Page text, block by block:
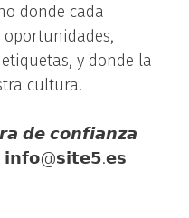
donde cada
y donde la
cultura.
𝙙𝙚 𝙘𝙤𝙣𝙛𝙞𝙖𝙣𝙯𝙖
𝗶𝗻𝗳𝗼@𝘀𝗶𝘁𝗲𝟱.𝗲𝘀